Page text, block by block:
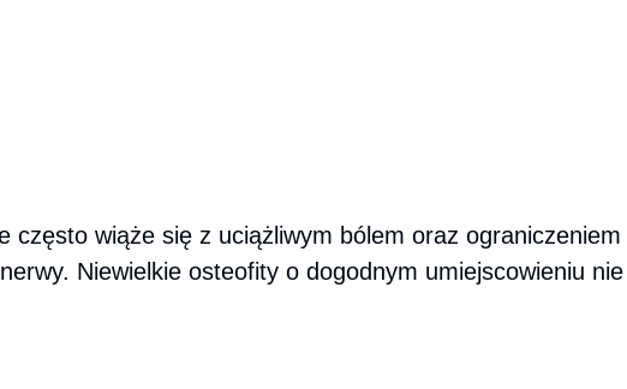
często wiąże się z uciążliwym bólem oraz ograniczeniem
Niewielkie osteofity o dogodnym umiejscowieniu nie